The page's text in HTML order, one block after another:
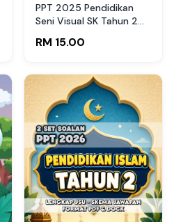
PPT 2025 Pendidikan
Seni Visual SK Tahun 2
RM 15.00